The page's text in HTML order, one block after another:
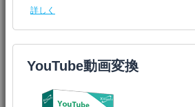
詳しく
YouTube動画変換